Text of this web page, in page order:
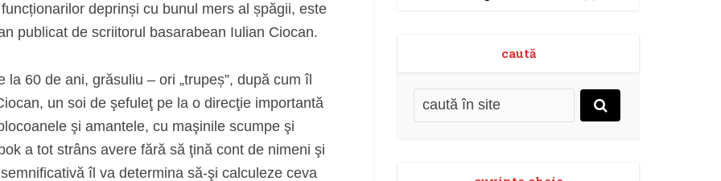
deprinși cu bunul mers al șpăgii, este
publicat de scriitorul basarabean Iulian Ciocan.
60 de ani, grăsuliu – ori „trupeș”, după cum îl
un soi de şefuleţ pe la o direcţie importantă
şi amantele, cu maşinile scumpe şi
a tot strâns avere fără să ţină cont de nimeni şi
îl va determina să-şi calculeze ceva
caută